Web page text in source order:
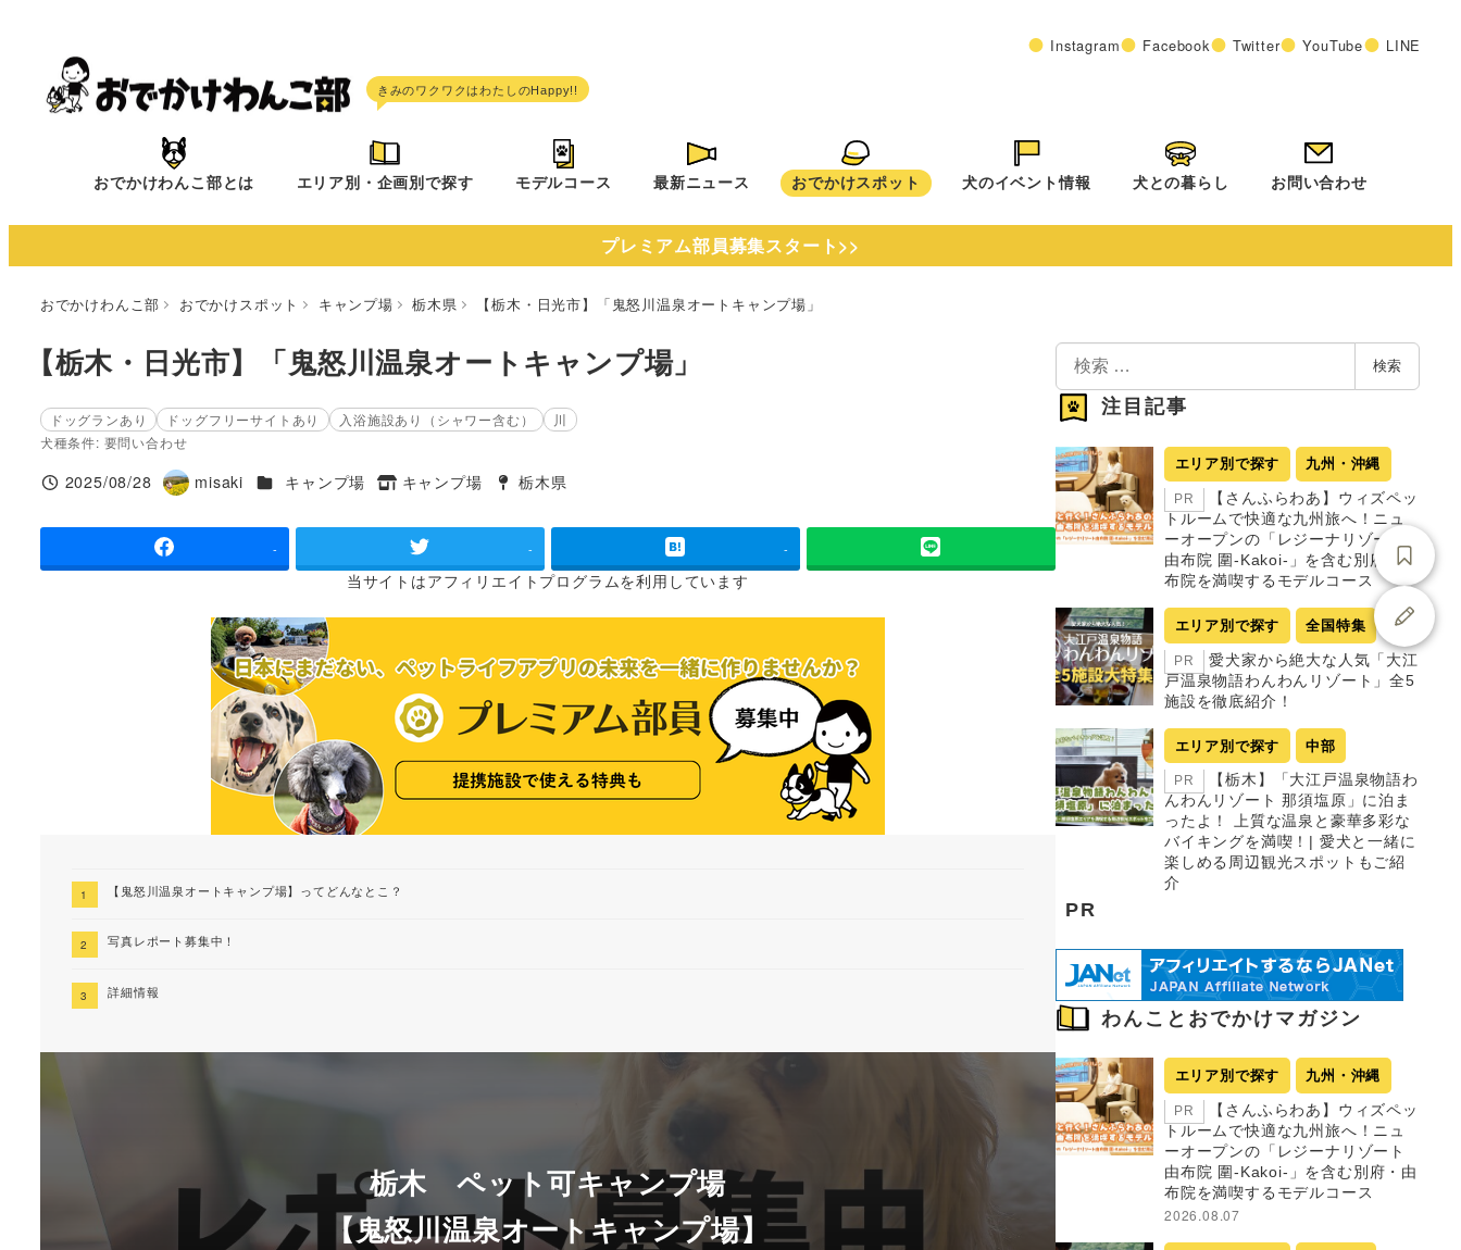
へ
Instagram Facebook Twitter YouTube LINE
おでかけわんこ部とは エリア別・企画別で探す モデルコース 最新ニュース おでかけスポット 犬のイベント情報 犬との暮らし お問い合わせ
プレミアム部員募集スタート>>
おでかけわんこ部 おでかけスポット キャンプ場 栃木県 【栃木・日光市】「鬼怒川温泉オートキャンプ場」
【栃木・日光市】「鬼怒川温泉オートキャンプ場」
ドッグランあり ドッグフリーサイトあり 入浴施設あり（シャワー含む）
川
犬種条件: 要問い合わせ
投稿日
2025/08/28
著
misaki 施設ジャンル
キャンプ場
タグ
キャンプ場
タグ
栃木県
- - -
当サイトはアフィリエイトプログラムを利用しています
【鬼怒川温泉オートキャンプ場】ってどんなとこ？
写真レポート募集中！
詳細情報
栃木 ペット可キャンプ場
【鬼怒川温泉オートキャンプ場】
検
索
検索
注目記事
エリア別で探す 九州・沖縄
PR
【さんふらわあ】ウィズペッ
トルームで快適な九州旅へ！ニュ
ーオープンの「レジーナリゾート
由布院 圍-Kakoi-」を含む別府・由
布院を満喫するモデルコース
エリア別で探す 全国特集
PR
愛犬家から絶大な人気「大江
戸温泉物語わんわんリゾート」全5
施設を徹底紹介！
エリア別で探す 中部
PR
【栃木】「大江戸温泉物語わ
んわんリゾート 那須塩原」に泊ま
ったよ！ 上質な温泉と豪華多彩な
バイキングを満喫！| 愛犬と一緒に
楽しめる周辺観光スポットもご紹
介
PR
わんことおでかけマガジン
エリア別で探す 九州・沖縄
PR
【さんふらわあ】ウィズペッ
トルームで快適な九州旅へ！ニュ
ーオープンの「レジーナリゾート
由布院 圍-Kakoi-」を含む別府・由
布院を満喫するモデルコース
2026.08.07